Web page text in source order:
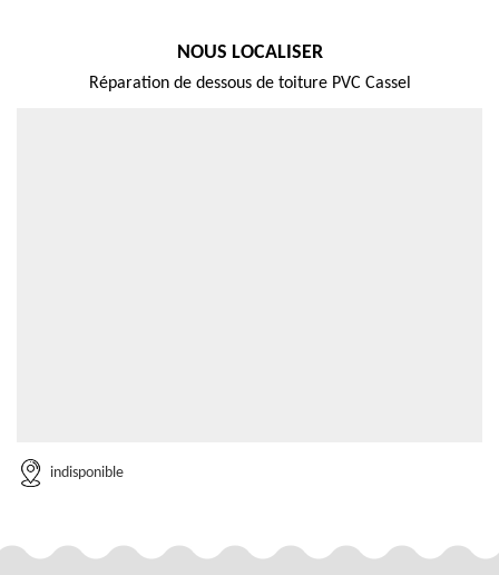
NOUS LOCALISER
Réparation de dessous de toiture PVC Cassel
indisponible